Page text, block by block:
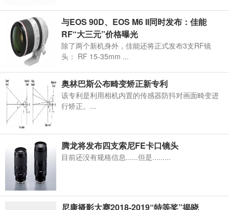
与EOS 90D、EOS M6 II同时发布：佳能
RF“大三元”价格曝光
除了两个新机身外，佳能还将正式发布3支RF镜
头： RF 15-35mm ...
奥林巴斯公布畸变矫正新专利
该专利是利用相机内置的传感器防抖对画面畸变进
行矫正。...
腾龙将发布四支索尼FE卡口镜头
目前还没有规格信息......但是.........
尼康摄影大赛2018-2019“特等奖”揭晓